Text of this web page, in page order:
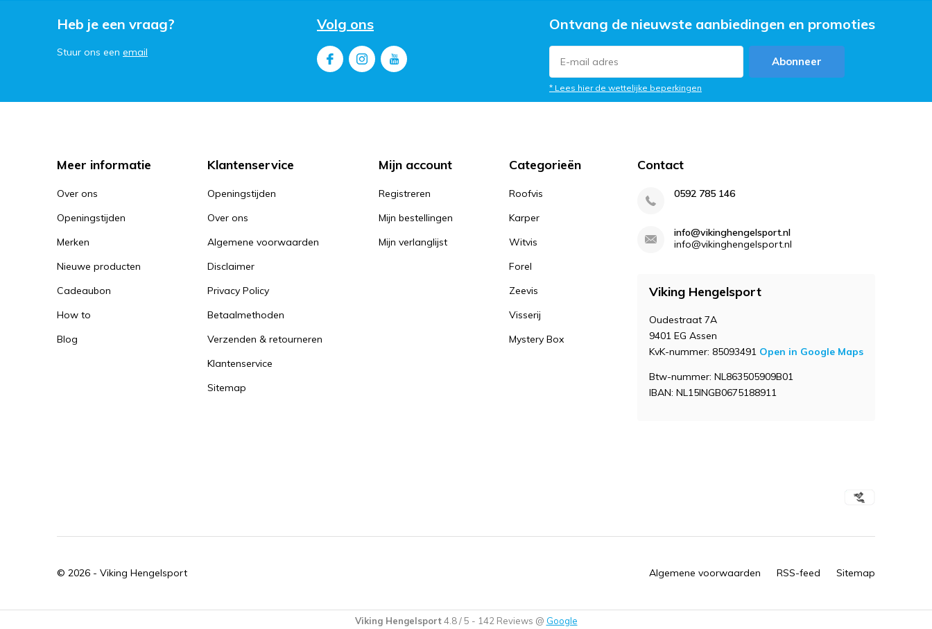
Heb je een vraag?
Stuur ons een email
Volg ons Ontvang de nieuwste aanbiedingen en promoties
Abonneer
* Lees hier de wettelijke beperkingen
Meer informatie
Over ons
Openingstijden
Merken
Nieuwe producten
Cadeaubon
How to
Blog
Klantenservice
Openingstijden
Over ons
Algemene voorwaarden
Disclaimer
Privacy Policy
Betaalmethoden
Verzenden & retourneren
Klantenservice
Sitemap
Mijn account
Registreren
Mijn bestellingen
Mijn verlanglijst
Categorieën
Roofvis
Karper
Witvis
Forel
Zeevis
Visserij
Mystery Box
Contact
0592 785 146
info@vikinghengelsport.nl
info@vikinghengelsport.nl
Viking Hengelsport
Oudestraat 7A
9401 EG Assen
KvK-nummer: 85093491 Open in Google Maps
Btw-nummer: NL863505909B01
IBAN: NL15INGB0675188911
© 2026 - Viking Hengelsport Algemene voorwaarden RSS-feed Sitemap
Viking Hengelsport4.8/5 - 142 Reviews @ Google